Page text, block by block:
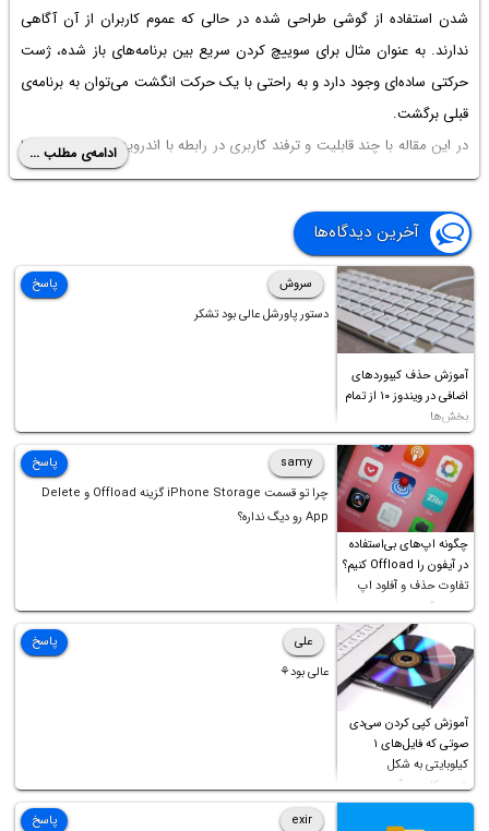
شدن استفاده از گوشی طراحی شده در حالی که عموم کاربران از آن آگاهی
ندارند. به عنوان مثال برای سوییچ کردن سریع بین برنامه‌های باز شده، ژست
حرکتی ساده‌ای وجود دارد و به راحتی با یک حرکت انگشت می‌توان به برنامه‌ی
قبلی برگشت.
در این مقاله با چند قابلیت و ترفند کاربری در رابطه با اندروید آشنا می‌شویم. با
ما همراه باشید.
ادامه‌ی مطلب ...
آخرین دیدگاه‌ها
آموزش حذف کیبوردهای
اضافی در ویندوز ۱۰ از تمام
بخش‌ها
سروش
دستور پاورشل عالی بود تشکر
پاسخ
چگونه اپ‌های بی‌استفاده
در آیفون را Offload کنیم؟
تفاوت حذف و آفلود اپ
چیست؟
samy
چرا تو قسمت iPhone Storage گزینه Offload و Delete
App رو دیگ نداره؟
پاسخ
آموزش کپی کردن سی‌دی
صوتی که فایل‌های ۱
کیلوبایتی به شکل
شورت‌کات در آن موجود
است!
علی
عالی بود⚘
پاسخ
exir
پاسخ